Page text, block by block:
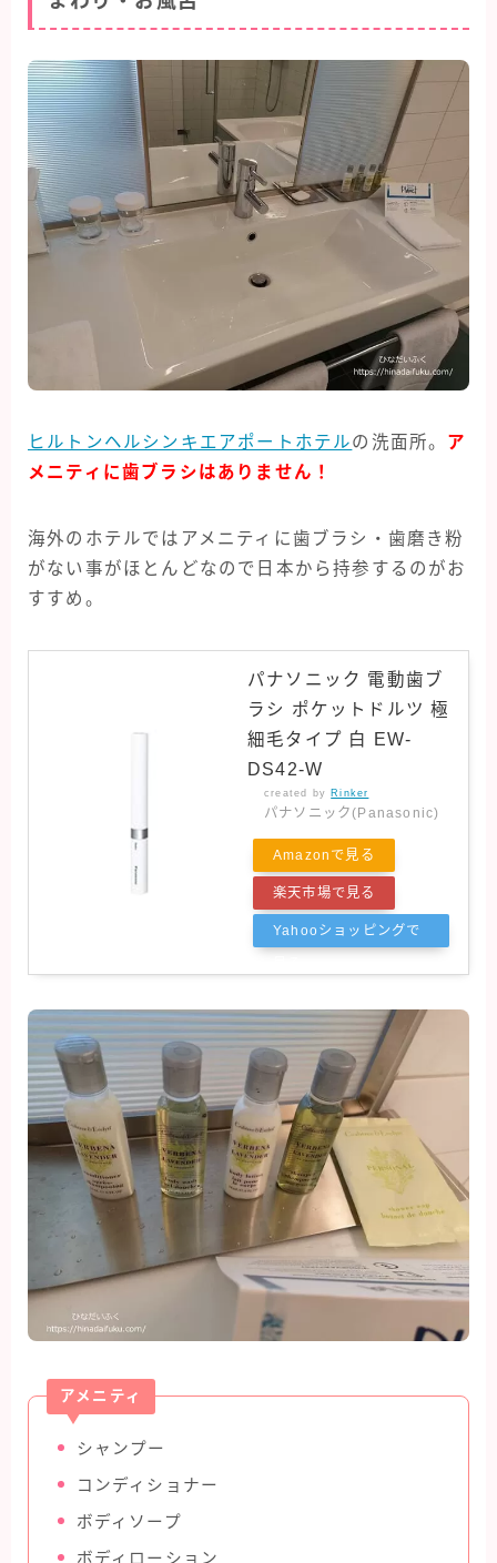
ヒルトンヘルシンキエアポートホテルの洗面所。 ア
メニティに歯ブラシはありません！
海外のホテルではアメニティに歯ブラシ・歯磨き粉
がない事がほとんどなので日本から持参するのがお
すすめ。
パナソニック 電動歯ブ
ラシ ポケットドルツ 極
細毛タイプ 白 EW-
DS42-W
created by Rinker
パナソニック(Panasonic)
Amazonで見る
楽天市場で見る
Yahooショッピングで
アメニティ
シャンプー
コンディショナー
ボディソープ
ボディローション